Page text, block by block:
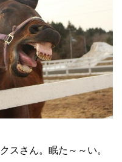
スさん。眠た～～い。